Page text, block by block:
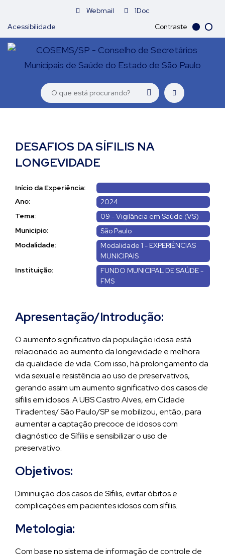
Webmail
1Doc
Acessibilidade
Contraste
DESAFIOS DA SÍFILIS NA
LONGEVIDADE
Início da Experiência:
Ano:
2024
Tema:
09 - Vigilância em Saúde (VS)
Município:
São Paulo
Modalidade:
Modalidade 1 - EXPERIÊNCIAS
MUNICIPAIS
Instituição:
FUNDO MUNICIPAL DE SAÚDE -
FMS
Apresentação/Introdução:
O aumento significativo da população idosa está
relacionado ao aumento da longevidade e melhora
da qualidade de vida. Com isso, há prolongamento da
vida sexual e resistência ao uso de preservativos,
gerando assim um aumento significativo dos casos de
sífilis em idosos. A UBS Castro Alves, em Cidade
Tiradentes/ São Paulo/SP se mobilizou, então, para
aumentar a captação precoce de idosos com
diagnóstico de Sífilis e sensibilizar o uso de
preservativo.
Objetivos:
Diminuição dos casos de Sífilis, evitar óbitos e
complicações em pacientes idosos com sífilis.
Metologia:
Com base no sistema de informação de controle de